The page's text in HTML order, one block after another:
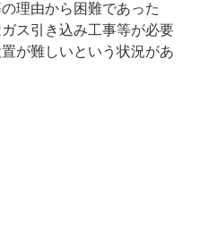
理由から困難であった
ス引き込み工事等が必要
が難しいという状況があ